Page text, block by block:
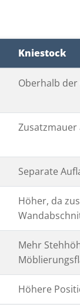
Kniestock
Oberhalb der
Zusatzmauer
Separate
Höher, da
Mehr
Höhere